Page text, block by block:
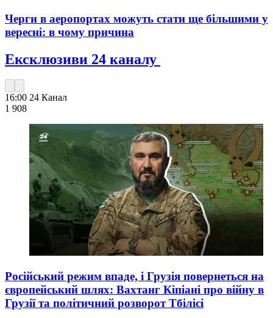
Черги в аеропортах можуть стати ще більшими у
вересні: в чому причина
Ексклюзиви 24 каналу
16:00 24 Канал
1 908
Російський режим впаде, і Грузія повернеться на
європейський шлях: Вахтанг Кіпіані про війну в
Грузії та політичний розворот Тбілісі